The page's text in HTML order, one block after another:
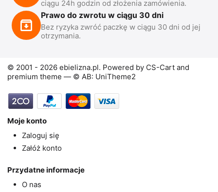
ciągu 24h godzin od złożenia zamówienia.
Prawo do zwrotu w ciągu 30 dni
Bez ryzyka zwróć paczkę w ciągu 30 dni od jej
otrzymania.
© 2001 - 2026 ebielizna.pl. Powered by CS-Cart and
premium theme — © AB: UniTheme2
Moje konto
Zaloguj się
Załóż konto
Przydatne informacje
O nas